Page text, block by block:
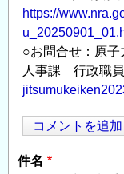
https://
○お問合せ：原
人事課 行政職
コメントを追加
件名